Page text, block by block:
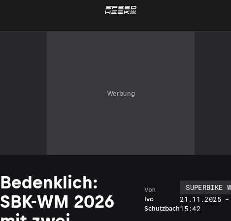
Werbung
Bedenklich:
SBK-WM 2026
Ivo
Schützbach
Von
SUPERBIKE
21.11.2025 -
15:42